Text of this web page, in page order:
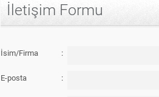
İletişim Formu
İsim/Firma :
E-posta :